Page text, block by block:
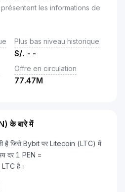
les informations de
Plus bas niveau historique
S/. --
Offre en circulation
77.47M
के बारे में
है जिसे Bybit पर Litecoin (LTC) में
दर 1 PEN =
है।